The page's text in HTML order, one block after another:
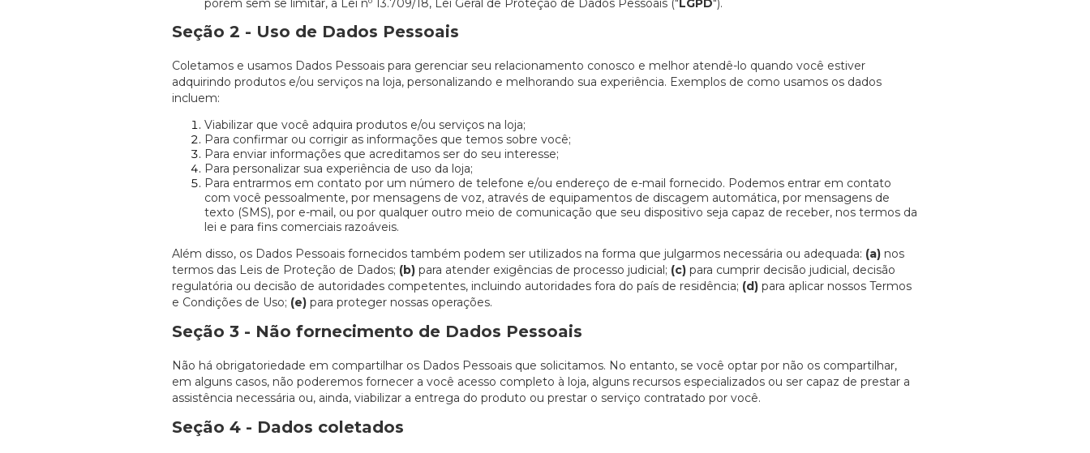
porém sem se limitar, a Lei nº 13.709/18, Lei Geral de Proteção de Dados Pessoais ("LGPD").
Seção 2 - Uso de Dados Pessoais
Coletamos e usamos Dados Pessoais para gerenciar seu relacionamento conosco e melhor atendê-lo quando você estiver
adquirindo produtos e/ou serviços na loja, personalizando e melhorando sua experiência. Exemplos de como usamos os dados
incluem:
Viabilizar que você adquira produtos e/ou serviços na loja;
Para confirmar ou corrigir as informações que temos sobre você;
Para enviar informações que acreditamos ser do seu interesse;
Para personalizar sua experiência de uso da loja;
Para entrarmos em contato por um número de telefone e/ou endereço de e-mail fornecido. Podemos entrar em contato
com você pessoalmente, por mensagens de voz, através de equipamentos de discagem automática, por mensagens de
texto (SMS), por e-mail, ou por qualquer outro meio de comunicação que seu dispositivo seja capaz de receber, nos termos da
lei e para fins comerciais razoáveis.
Além disso, os Dados Pessoais fornecidos também podem ser utilizados na forma que julgarmos necessária ou adequada: (a) nos
termos das Leis de Proteção de Dados; (b) para atender exigências de processo judicial; (c) para cumprir decisão judicial, decisão
regulatória ou decisão de autoridades competentes, incluindo autoridades fora do país de residência; (d) para aplicar nossos Termos
e Condições de Uso; (e) para proteger nossas operações.
Seção 3 - Não fornecimento de Dados Pessoais
Não há obrigatoriedade em compartilhar os Dados Pessoais que solicitamos. No entanto, se você optar por não os compartilhar,
em alguns casos, não poderemos fornecer a você acesso completo à loja, alguns recursos especializados ou ser capaz de prestar a
assistência necessária ou, ainda, viabilizar a entrega do produto ou prestar o serviço contratado por você.
Seção 4 - Dados coletados